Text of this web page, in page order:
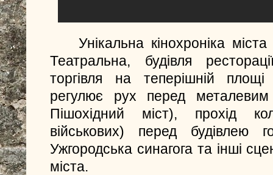
Унікальна кінохроніка
Театральна, будівля
торгівля на теперішній площі
регулює рух перед
Пішохідний міст), прохід
військових) перед будівлею
Ужгородська синагога та інші
міста.